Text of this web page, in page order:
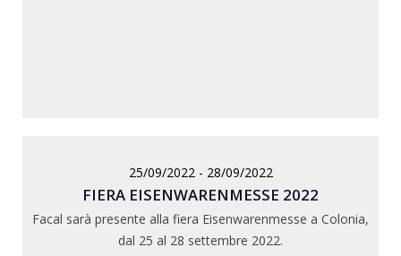
25/09/2022 - 28/09/2022
FIERA EISENWARENMESSE 2022
Facal sarà presente alla fiera Eisenwarenmesse a Colonia,
dal 25 al 28 settembre 2022.